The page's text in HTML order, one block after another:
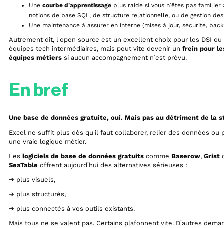
Une courbe d’apprentissageplus raide si vous n’êtes pas familier
notions de base SQL, de structure relationnelle, ou de gestion
Une maintenance à assurer en interne (mises à jour, sécurité,
Autrement dit, l’open source est un excellent choix pour les DSI ou
équipes tech intermédiaires, mais peut vite devenir un frein pour
équipes métierssi aucun accompagnement n’est prévu.
En bref
Une base de données gratuite, oui. Mais pas au détriment de la
Excel ne suffit plus dès qu’il faut collaborer, relier des données ou
une vraie logique métier.
Les logiciels de base de données gratuitscomme Baserow, Grist
SeaTable offrent aujourd’hui des alternatives sérieuses :
➔ plus visuels,
➔ plus structurés,
➔ plus connectés à vos outils existants.
Mais tous ne se valent pas. Certains plafonnent vite. D’autres